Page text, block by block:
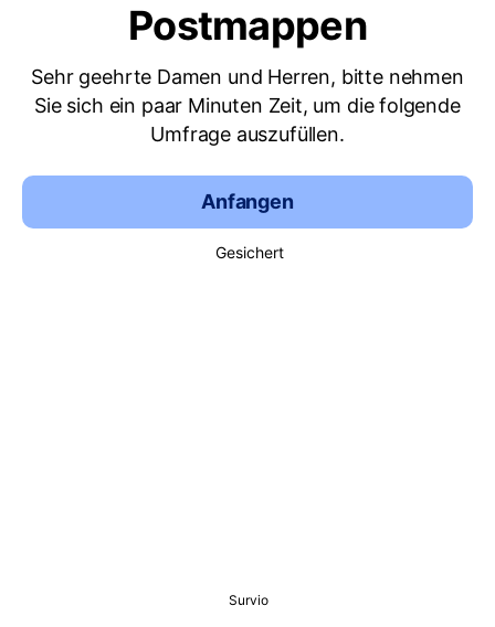
Postmappen
Sehr geehrte Damen und Herren, bitte nehmen
Sie sich ein paar Minuten Zeit, um die folgende
Umfrage auszufüllen.
Anfangen
Gesichert
Survio